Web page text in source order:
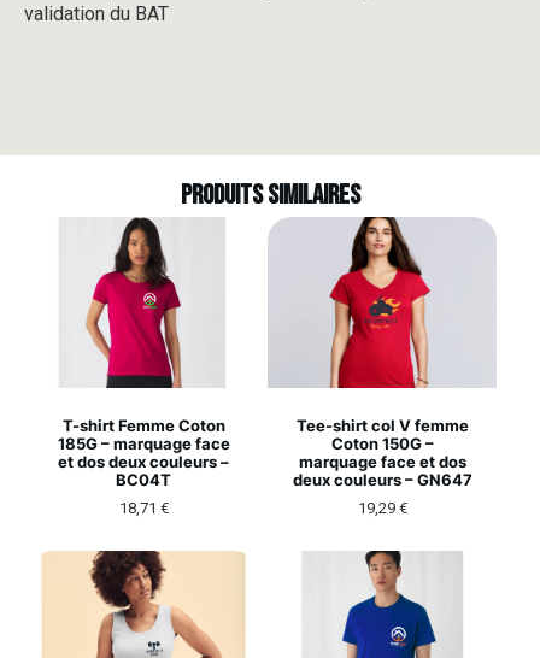
validation du BAT
Produits similaires
T-shirt Femme Coton
185G – marquage face
et dos deux couleurs –
BC04T
18,71 €
Tee-shirt col V femme
Coton 150G –
marquage face et dos
deux couleurs – GN647
19,29 €